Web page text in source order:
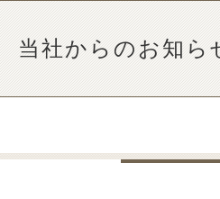
当社からのお知ら